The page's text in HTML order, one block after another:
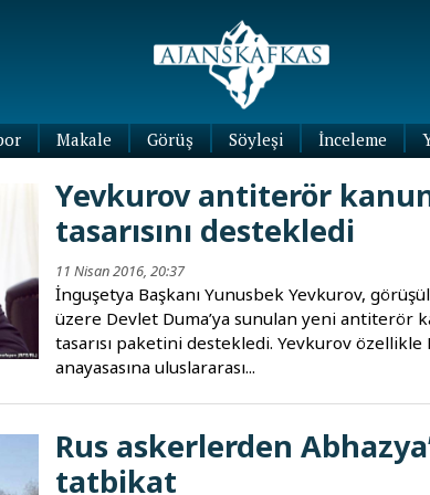
Makale Görüş Söyleşi İnceleme
Yevkurov antiterör
tasarısını destekledi
11 Nisan 2016, 20:37
İnguşetya Başkanı Yunusbek Yevkurov,
üzere Devlet Duma’ya sunulan yeni antiterör
tasarısı paketini destekledi. Yevkurov özellikle
anayasasına uluslararası...
Rus askerlerden
tatbikat